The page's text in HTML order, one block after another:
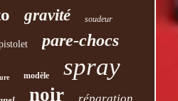
gravité soudeur
pare-chocs
modèle spray
noir